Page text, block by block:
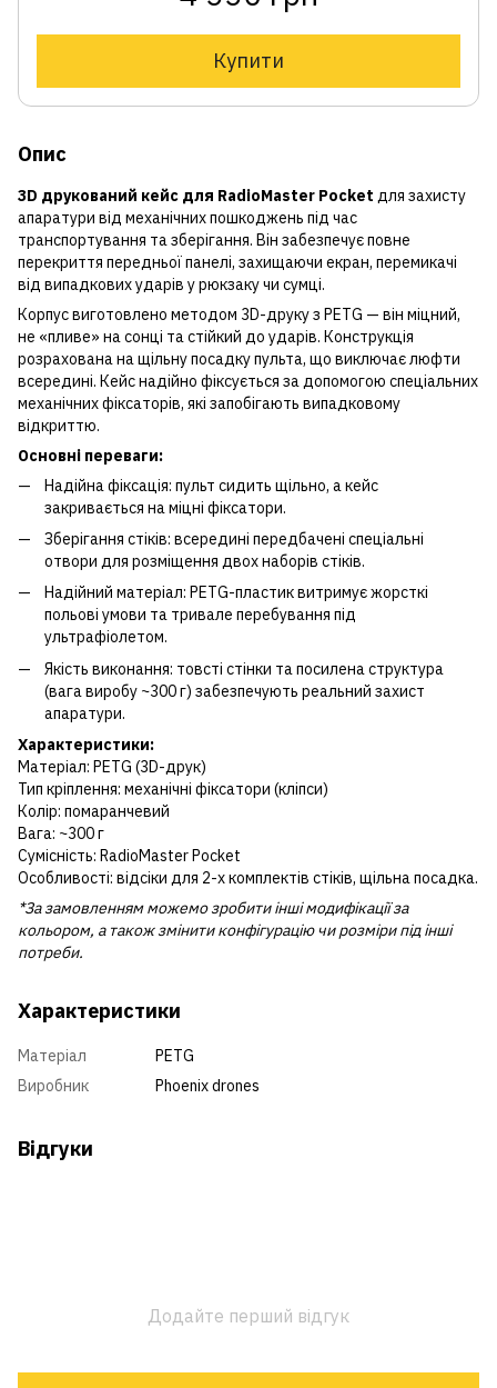
Купити
Опис
3D друкований кейс для RadioMaster Pocket для захисту
апаратури від механічних пошкоджень під час
транспортування та зберігання. Він забезпечує повне
перекриття передньої панелі, захищаючи екран, перемикачі
від випадкових ударів у рюкзаку чи сумці.
Корпус виготовлено методом 3D-друку з PETG — він міцний,
не «пливе» на сонці та стійкий до ударів. Конструкція
розрахована на щільну посадку пульта, що виключає люфти
всередині. Кейс надійно фіксується за допомогою спеціальних
механічних фіксаторів, які запобігають випадковому
відкриттю.
Основні переваги:
Надійна фіксація: пульт сидить щільно, а кейс
закривається на міцні фіксатори.
Зберігання стіків: всередині передбачені спеціальні
отвори для розміщення двох наборів стіків.
Надійний матеріал: PETG-пластик витримує жорсткі
польові умови та тривале перебування під
ультрафіолетом.
Якість виконання: товсті стінки та посилена структура
(вага виробу ~300 г) забезпечують реальний захист
апаратури.
Характеристики:
Матеріал: PETG (3D-друк)
Тип кріплення: механічні фіксатори (кліпси)
Колір: помаранчевий
Вага: ~300 г
Сумісність: RadioMaster Pocket
Особливості: відсіки для 2-х комплектів стіків, щільна посадка.
*За замовленням можемо зробити інші модифікації за
кольором, а також змінити конфігурацію чи розміри під інші
потреби.
Характеристики
Матеріал
PETG
Виробник
Phoenix drones
Відгуки
Додайте перший відгук